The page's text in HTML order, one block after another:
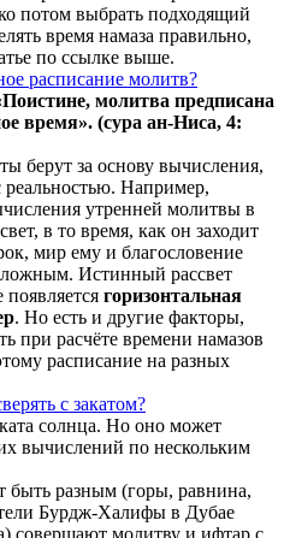
потом выбрать подходящий
время намаза правильно,
по ссылке выше.
расписание молитв?
молитва предписана
время». (сура ан-Ниса, 4:
берут за основу вычисления,
реальностью. Например,
утренней молитвы в
в то время, как он заходит
мир ему и благословение
ложным. Истинный рассвет
появляется горизонтальная
. Но есть и другие факторы,
при расчёте времени намазов
расписание на разных
с закатом?
солнца. Но оно может
вычислений по нескольким
быть разным (горы, равнина,
Бурдж-Халифы в Дубае